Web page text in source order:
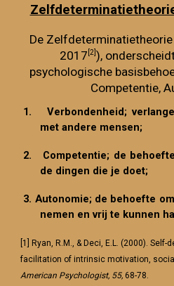
De Zelfdeterminatietheorie
2017 [2]),
psychologische
Competentie,
1. Verbondenheid;
met andere mensen;
2. Competentie; de
de dingen die je doet;
3. Autonomie; de behoefte
nemen en vrij te kunnen
[1] Ryan, R.M., & Deci, E.L. (2000).
facilitation of intrinsic motivation,
American Psychologist, 55,68-78.